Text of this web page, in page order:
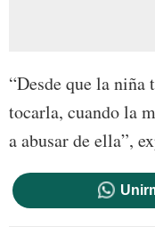
“Desde que la niña
tocarla, cuando la
a abusar de ella”,